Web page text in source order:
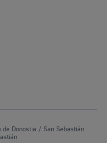
Donostia / San Sebastián